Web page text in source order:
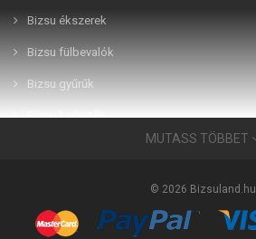
2,990 Ft
Bizsu ékszerek
Bizsu fülbevalók
Bizsu gyűrűk
Bizsu karkötők
MUTASS TÖBBET
© 2026 Bizsuland.hu